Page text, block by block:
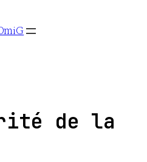
de la